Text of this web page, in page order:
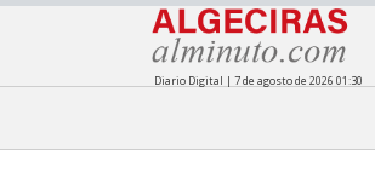
Diario Digital | 7 de agosto de 2026 01:30